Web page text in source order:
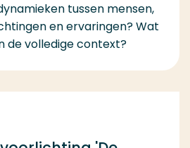
tussen mensen,
en ervaringen? Wat
de volledige context?